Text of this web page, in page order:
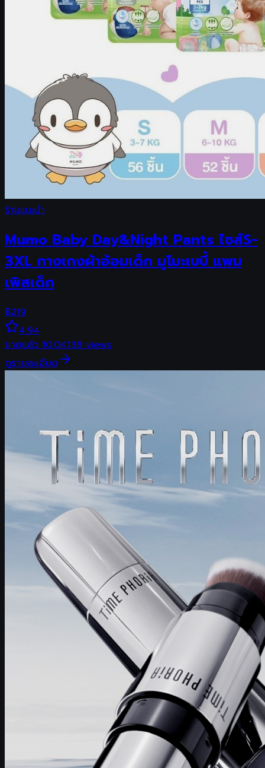
ร้านแนะนำ
Mumo Baby Day&Night Pants ไซส์S-
3XL กางเกงผ้าอ้อมเด็ก มูโมะเบบี้ แพม
เพิสเด็ก
฿219
4.94
ขายแล้ว10.0K138views
ดูรายละเอียด